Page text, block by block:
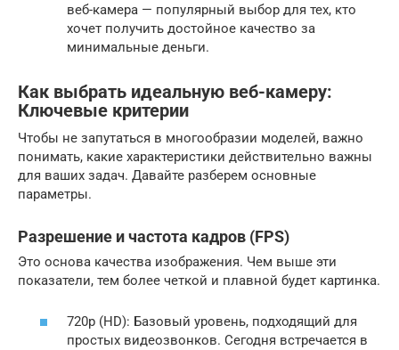
веб-камера — популярный выбор для тех, кто
хочет получить достойное качество за
минимальные деньги.
Как выбрать идеальную веб-камеру:
Ключевые критерии
Чтобы не запутаться в многообразии моделей, важно
понимать, какие характеристики действительно важны
для ваших задач. Давайте разберем основные
параметры.
Разрешение и частота кадров (FPS)
Это основа качества изображения. Чем выше эти
показатели, тем более четкой и плавной будет картинка.
720p (HD): Базовый уровень, подходящий для
простых видеозвонков. Сегодня встречается в